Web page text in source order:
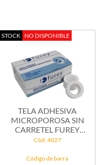
STOCK NO DISPONIBLE
TELA ADHESIVA
MICROPOROSA SIN
CARRETEL FUREY
(MOD...
Cód: 4027
Código de barra